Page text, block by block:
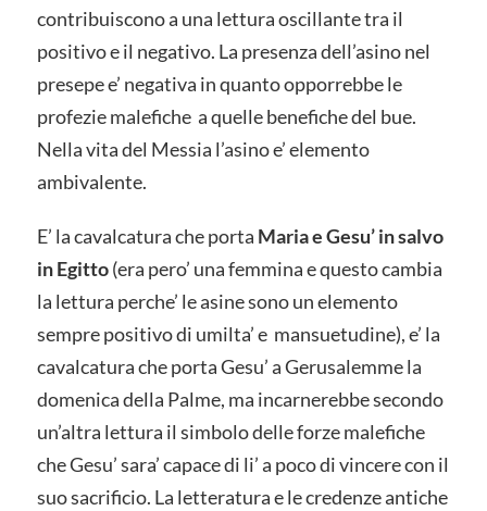
contribuiscono a una lettura oscillante tra il
positivo e il negativo. La presenza dell’asino nel
presepe e’ negativa in quanto opporrebbe le
profezie malefiche a quelle benefiche del bue.
Nella vita del Messia l’asino e’ elemento
ambivalente.
E’ la cavalcatura che porta Maria e Gesu’ in salvo
in Egitto(era pero’ una femmina e questo cambia
la lettura perche’ le asine sono un elemento
sempre positivo di umilta’ e mansuetudine), e’ la
cavalcatura che porta Gesu’ a Gerusalemme la
domenica della Palme, ma incarnerebbe secondo
un’altra lettura il simbolo delle forze malefiche
che Gesu’ sara’ capace di li’ a poco di vincere con il
suo sacrificio. La letteratura e le credenze antiche